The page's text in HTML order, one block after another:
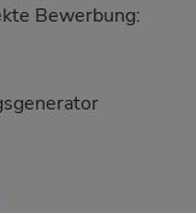
Bewerbung: